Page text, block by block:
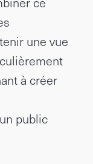
une vue
à créer
public